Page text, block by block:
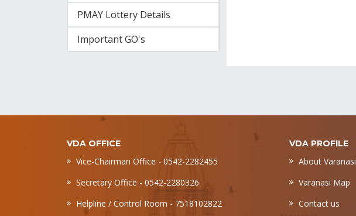
PMAY Lottery Details
Important GO's
VDA OFFICE
Vice-Chairman Office - 0542-2282455
Secretary Office - 0542-2280326
Helpline / Control Room - 7518102822
VDA PROFILE
About Varanasi
Varanasi Map
Contact us